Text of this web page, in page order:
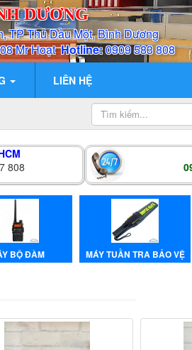
DƯƠNG
TP Thủ Dầu Một, Bình Dương
Mr HoạtHotline:0909 583 808
LIÊN HỆ
808
BỘ ĐÀM MÁY TUẦN TRA BẢO VỆ